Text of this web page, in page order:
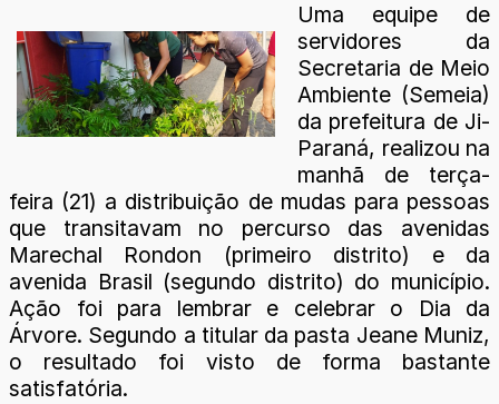
Uma equipe de
servidores da
Secretaria de Meio
Ambiente (Semeia)
da prefeitura de Ji-
Paraná, realizou na
manhã de terça-
feira (21) a distribuição de mudas para pessoas
que transitavam no percurso das avenidas
Marechal Rondon (primeiro distrito) e da
avenida Brasil (segundo distrito) do município.
Ação foi para lembrar e celebrar o Dia da
Árvore. Segundo a titular da pasta Jeane Muniz,
o resultado foi visto de forma bastante
satisfatória.